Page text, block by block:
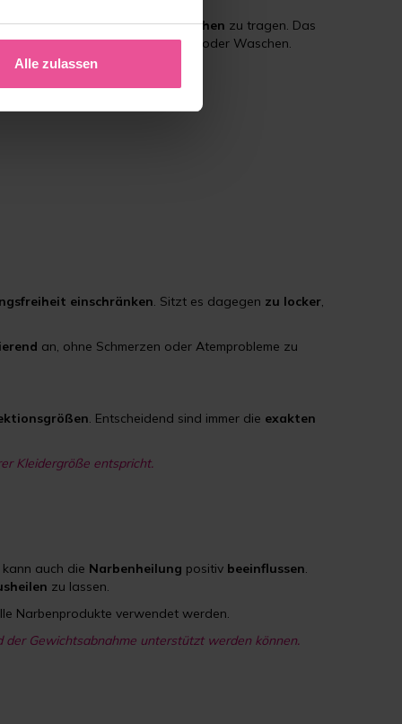
Alle zulassen
einen Zeitraumvon 6 bis 8 Wochen zu tragen. Das
beispielsweise zum Duschen oder Waschen.
einschränken. Sitzt es dagegen zu locker,
an, ohne Schmerzen oder Atemprobleme zu
. Entscheidend sind immer die exakten
Kleidergröße entspricht.
auch die Narbenheilung positiv beeinflussen.
zu lassen.
Narbenprodukte verwendet werden.
Gewichtsabnahme unterstützt werden können.